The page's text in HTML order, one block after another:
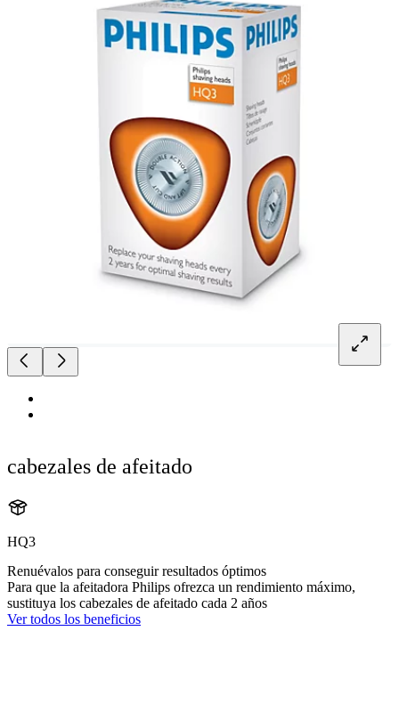
cabezales de afeitado
HQ3
Renuévalos para conseguir resultados óptimos
Para que la afeitadora Philips ofrezca un rendimiento máximo,
sustituya los cabezales de afeitado cada 2 años
Ver todos los beneficios